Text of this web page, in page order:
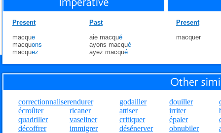
Present
macque
macquons
macquez
Past
aie macqué
ayons macqué
ayez macqué
Present
macquer
correctionnaliser
écroûter
quadriller
décoffrer
endurer
ricaner
vaseliner
immigrer
godailler
attiser
critiquer
désénerver
douiller
irriter
épaler
obnubiler